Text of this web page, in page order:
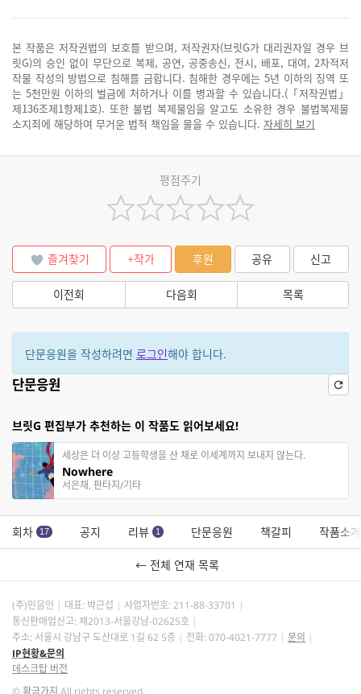
본 작품은 저작권법의 보호를 받으며, 저작권자(브릿G가 대리권자일 경우 브
릿G)의 승인 없이 무단으로 복제, 공연, 공중송신, 전시, 배포, 대여, 2차적저
작물 작성의 방법으로 침해를 금합니다. 침해한 경우에는 5년 이하의 징역 또
는 5천만원 이하의 벌금에 처하거나 이를 병과할 수 있습니다.(「저작권법」
제136조제1항제1호). 또한 불법 복제물임을 알고도 소유한 경우 불법복제물
소지죄에 해당하여 무거운 법적 책임을 물을 수 있습니다. 자세히 보기
평점주기
즐겨찾기 +작가 후원 공유 신고
이전회 다음회 목록
단문응원을 작성하려면 로그인해야 합니다.
단문응원
브릿G 편집부가 추천하는 이 작품도 읽어보세요!
세상은 더 이상 고등학생을 산 채로 이세계까지 보내지 않는다.
Nowhere
서은채, 판타지/기타
회차 17 공지 리뷰 1 단문응원 책갈피 작품소개
← 전체 연재 목록
(주)민음인 대표: 박근섭 사업자번호: 211-88-33701
통신판매업신고: 제2013-서울강남-02625호
주소: 서울시 강남구 도산대로 1길 62 5층
전화: 070-4021-7777
문의
IP현황&문의
데스크탑 버전
©황금가지 All rights reserved.